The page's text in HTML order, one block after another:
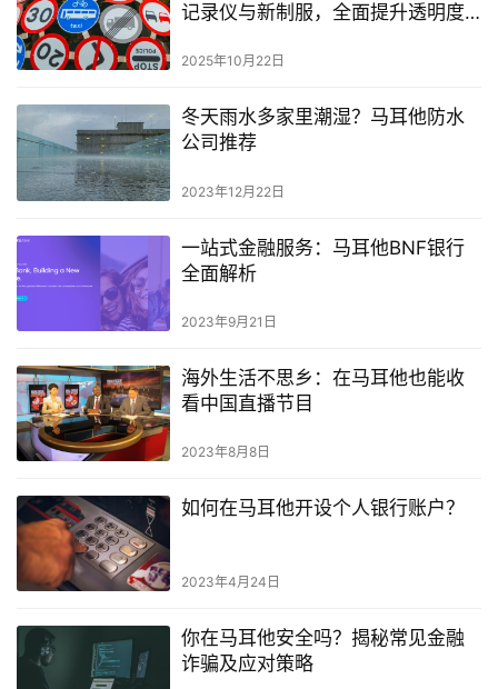
记录仪与新制服，全面提升透明度
2025年10月22日
冬天雨水多家里潮湿？马耳他防水
公司推荐
2023年12月22日
一站式金融服务：马耳他BNF银行
全面解析
2023年9月21日
海外生活不思乡：在马耳他也能收
看中国直播节目
2023年8月8日
如何在马耳他开设个人银行账户？
2023年4月24日
你在马耳他安全吗？揭秘常见金融
诈骗及应对策略